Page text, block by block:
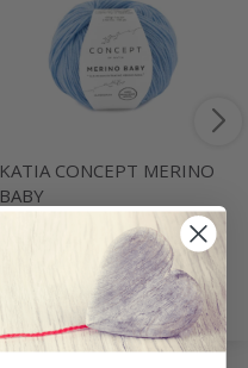
KATIA CONCEPT MERINO
BABY
Se produktet